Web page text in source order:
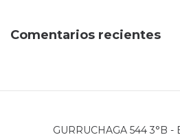
Comentarios recientes
GURRUCHAGA 544 3°B -